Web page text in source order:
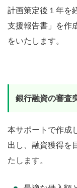
計画策定後１年を
支援報告書」を作
をいたします。
銀行融資の審査
本サポートで作成
出し、融資獲得を
たします。